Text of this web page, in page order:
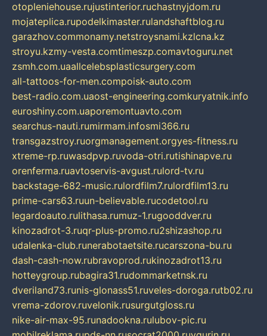
otopleniehouse.rujustinterior.ruchastnyjdom.ru
mojateplica.rupodelkimaster.rulandshaftblog.ru
garazhov.commonamy.netstroysnami.kzlcna.kz
stroyu.kzmy-vesta.comtimeszp.comavtoguru.net
zsmh.com.uaallcelebsplasticsurgery.com
all-tattoos-for-men.compoisk-auto.com
best-radio.com.uaost-engineering.comkuryatnik.info
euroshiny.com.uaporemontuavto.com
searchus-nauti.rumirmam.infosmi366.ru
transgazstroy.ruorgmanagement.orgyes-fitness.ru
xtreme-rp.ruwasdpvp.ruvoda-otri.rutishinapve.ru
orenferma.ruavtoservis-avgust.rulord-tv.ru
backstage-682-music.rulordfilm7.rulordfilm13.ru
prime-cars63.ruun-believable.rucodetool.ru
legardoauto.rulithasa.rumuz-1.rugooddver.ru
kinozadrot-3.ruqr-plus-promo.ru2shizashop.ru
udalenka-club.runerabotaetsite.rucarszona-bu.ru
dash-cash-now.rubravoprod.rukinozadrot13.ru
hotteygroup.rubagira31.rudommarketnsk.ru
dveriland73.runis-glonass51.ruveles-doroga.rutb02.ru
vrema-zdorov.ruvelonik.rusurgutgloss.ru
nike-air-max-95.runadookna.rulubov-pic.ru